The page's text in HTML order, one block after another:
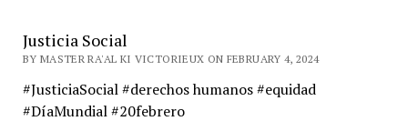
Justicia Social
BY MASTER RA'AL KI VICTORIEUX ON FEBRUARY 4, 2024
#JusticiaSocial #derechos humanos #equidad
#DíaMundial #20febrero